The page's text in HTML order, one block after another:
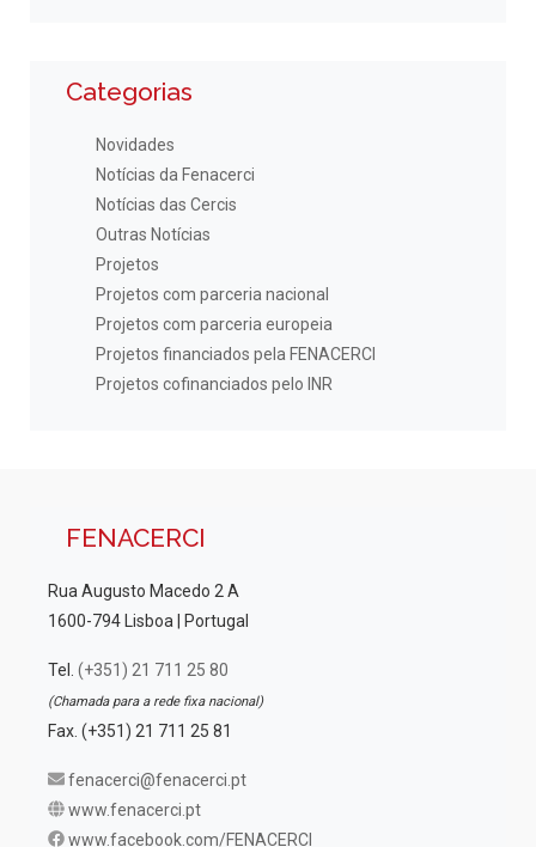
Categorias
Novidades
Notícias da Fenacerci
Notícias das Cercis
Outras Notícias
Projetos
Projetos com parceria nacional
Projetos com parceria europeia
Projetos financiados pela FENACERCI
Projetos cofinanciados pelo INR
FENACERCI
Rua Augusto Macedo 2 A
1600-794 Lisboa | Portugal
Tel. (+351) 21 711 25 80
(Chamada para a rede fixa nacional)
Fax. (+351) 21 711 25 81
fenacerci@fenacerci.pt
www.fenacerci.pt
www.facebook.com/FENACERCI